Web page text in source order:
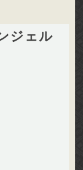
ジェル